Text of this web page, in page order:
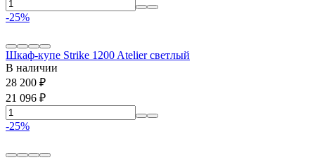
-25%
Шкаф-купе Strike 1200 Atelier светлый
В наличии
28 200 ₽
21 096 ₽
-25%